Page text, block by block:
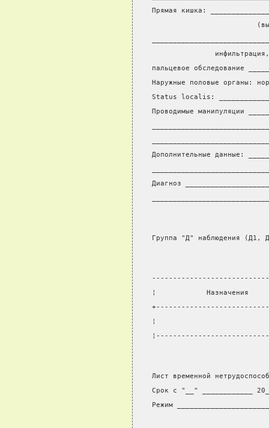
Прямая кишка:
пальцевое обследование
Наружные половые органы:
Status localis:
Проводимые манипуляции
Дополнительные данные:
Диагноз
Группа "Д" наблюдения (Д1,
¦            Назначения
¦
Лист временной
Срок с "__" ____________
Режим